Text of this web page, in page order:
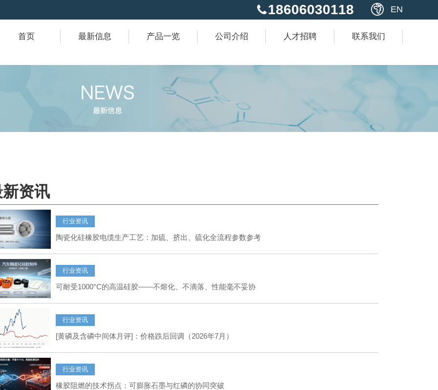
EN
18606030118
首页 最新信息 产品一览 公司介绍 人才招聘 联系我们
资讯
行业资讯
陶瓷化硅橡胶电缆生产工艺：加硫、挤出、硫化全流程参数参考
行业资讯
可耐受1000°C的高温硅胶——不熔化、不滴落、性能毫不妥协
行业资讯
[黄磷及含磷中间体月评]：价格跌后回调（2026年7月）
行业资讯
橡胶阻燃的技术拐点：可膨胀石墨与红磷的协同突破